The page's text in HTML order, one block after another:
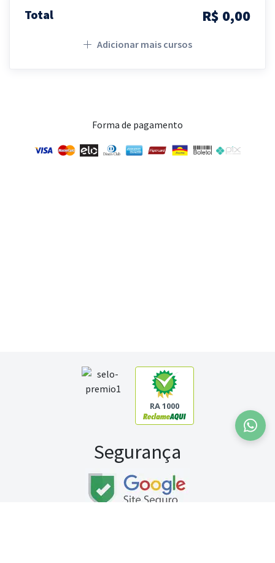
Total R$ 0,00
Adicionar mais cursos
Forma de pagamento
RA 1000
Segurança